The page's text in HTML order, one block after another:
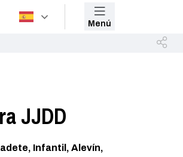
Menú
JJDD
Infantil, Alevín,